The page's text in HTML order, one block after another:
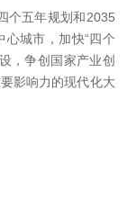
个五年规划和2035
心城市，加快“四个
，争创国家产业创
影响力的现代化大